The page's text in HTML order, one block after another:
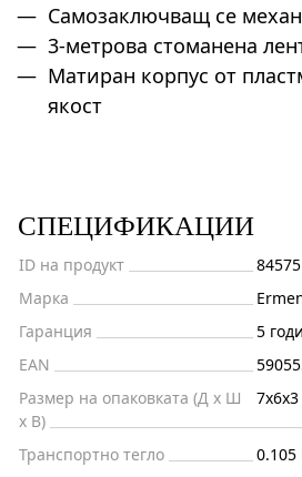
Самозаключващ се
3-метрова стоманена
Матиран корпус от
якост
СПЕЦИФИКАЦИИ
ID на продукт
84575
Марка
Гаранция
5
EAN
Размер на опаковката (Д x Ш
x В)
Транспортно тегло
0.105